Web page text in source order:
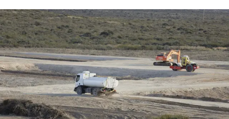
Compras y licitaciones
Consulta de expedientes
Consulta de pago a proveedores
Convocatorias
Intranet
Login